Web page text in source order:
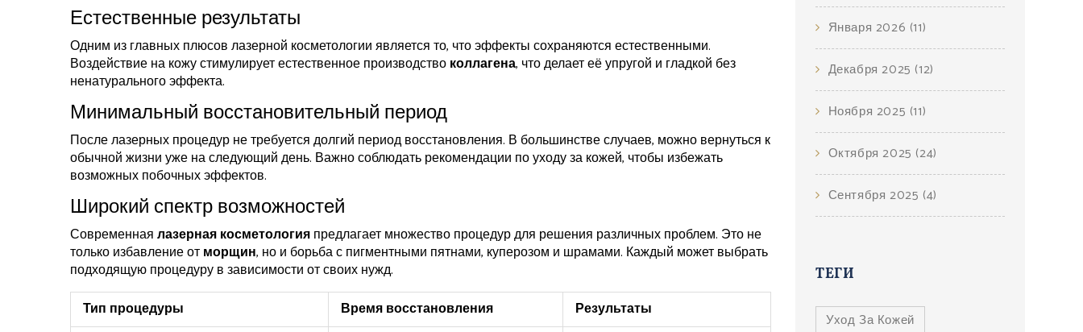
Естественные результаты
Одним из главных плюсов лазерной косметологии является то, что эффекты сохраняются естественными.
Воздействие на кожу стимулирует естественное производствоколлагена, что делает её упругой и гладкой без
ненатурального эффекта.
Минимальный восстановительный период
После лазерных процедур не требуется долгий период восстановления. В большинстве случаев, можно вернуться к
обычной жизни уже на следующий день. Важно соблюдать рекомендации по уходу за кожей, чтобы избежать
возможных побочных эффектов.
Широкий спектр возможностей
Современнаялазерная косметологияпредлагает множество процедур для решения различных проблем. Это не
только избавление отморщин, но и борьба с пигментными пятнами, куперозом и шрамами. Каждый может выбрать
подходящую процедуру в зависимости от своих нужд.
Тип процедуры
Время восстановления
Результаты
Января 2026 (11)
Декабря 2025 (12)
Ноября 2025 (11)
Октября 2025 (24)
Сентября 2025 (4)
ТЕГИ
Уход За Кожей